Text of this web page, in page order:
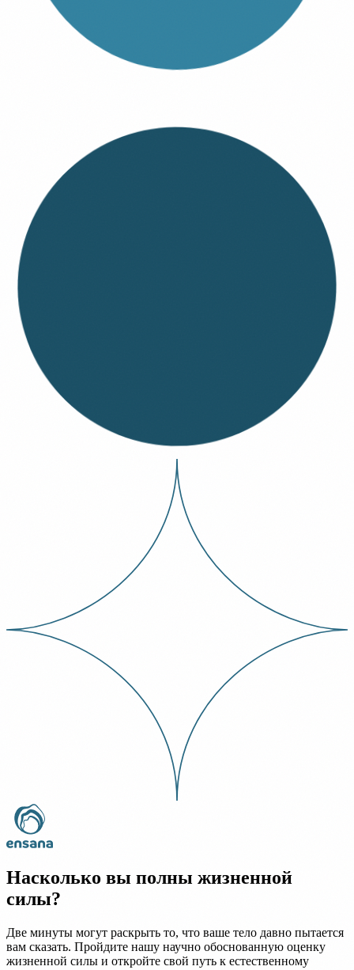
Насколько вы полны жизненной
силы?
Две минуты могут раскрыть то, что ваше тело давно пытается
вам сказать. Пройдите нашу научно обоснованную оценку
жизненной силы и откройте свой путь к естественному